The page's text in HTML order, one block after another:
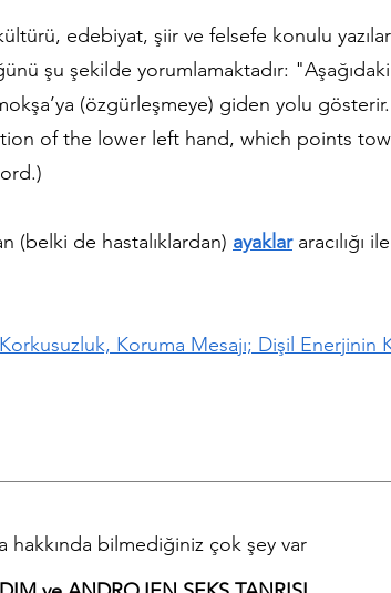
edebiyat, şiir ve felsefe konulu
şu şekilde yorumlamaktadır: "Aşağıdaki
(özgürleşmeye) giden yolu
of the lower left hand, which points
(belki de hastalıklardan) ayaklararacılığı
Koruma Mesajı; Dişil Enerjinin
hakkında bilmediğiniz çok şey var